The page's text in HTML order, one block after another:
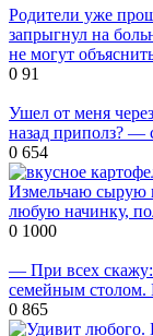
Родители уже
запрыгнул на
не могут
0 91
Ушел от меня
назад приполз? —
0 654
Измельчаю сырую
любую начинку,
0 1000
— При всех скажу:
семейным столом.
0 865